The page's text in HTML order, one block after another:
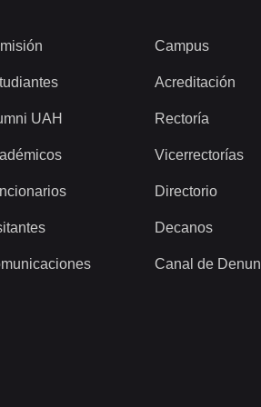
UAH
Campus
Acreditación
Rectoría
Vicerrectorías
Directorio
Decanos
Canal de